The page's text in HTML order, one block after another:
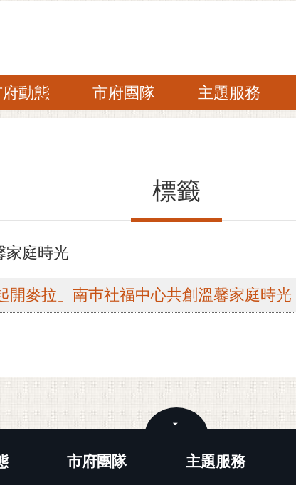
動態 市府團隊 主題服務
標籤
家庭時光
開麥拉」南巿社福中心共創溫馨家庭時光
市府團隊 主題服務